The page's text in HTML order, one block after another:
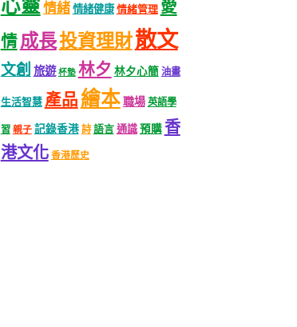
心靈情緒情緒健康情緒管理 愛
情成長投資理財散文
文創 旅遊 杯墊 林夕 林夕心簡 油畫
生活智慧 產品繪本職場 英語學
習 親子 記錄香港 詩 語言通識預購香
港文化 香港歷史